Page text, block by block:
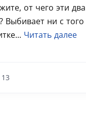
от чего эти два
Выбивает ни с того
Читать далее
13